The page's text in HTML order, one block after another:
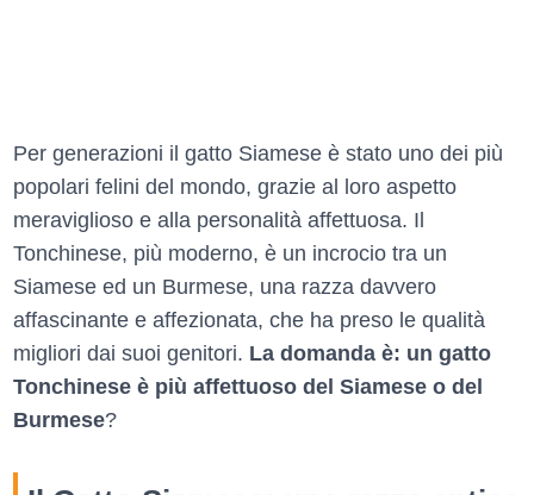
Per generazioni il gatto Siamese è stato uno dei più
popolari felini del mondo, grazie al loro aspetto
meraviglioso e alla personalità affettuosa. Il
Tonchinese, più moderno, è un incrocio tra un
Siamese ed un Burmese, una razza davvero
affascinante e affezionata, che ha preso le qualità
migliori dai suoi genitori. La domanda è: un gatto
Tonchinese è più affettuoso del Siamese o del
Burmese?